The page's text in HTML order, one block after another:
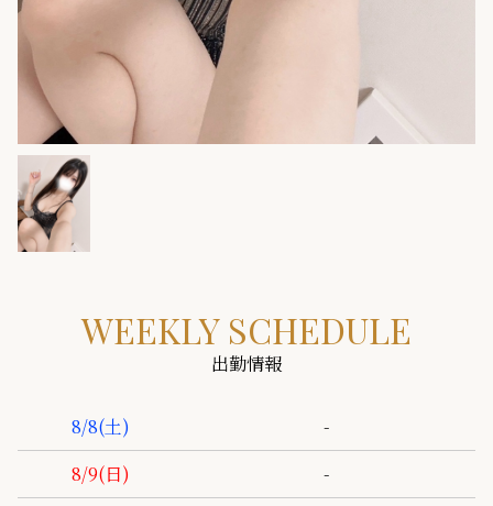
WEEKLY SCHEDULE
出勤情報
8/8(土)
-
8/9(日)
-